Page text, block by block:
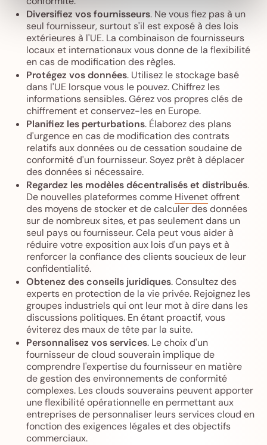
Diversifiez vos fournisseurs. Ne vous fiez pas à un
seul fournisseur, surtout s'il est exposé à des lois
extérieures à l'UE. La combinaison de fournisseurs
locaux et internationaux vous donne de la flexibilité
en cas de modification des règles.
Protégez vos données. Utilisez le stockage basé
dans l'UE lorsque vous le pouvez. Chiffrez les
informations sensibles. Gérez vos propres clés de
chiffrement et conservez-les en Europe.
Planifiez les perturbations. Élaborez des plans
d'urgence en cas de modification des contrats
relatifs aux données ou de cessation soudaine de
conformité d'un fournisseur. Soyez prêt à déplacer
des données si nécessaire.
Regardez les modèles décentralisés et distribués.
De nouvelles plateformes comme Hivenetoffrent
des moyens de stocker et de calculer des données
sur de nombreux sites, et pas seulement dans un
seul pays ou fournisseur. Cela peut vous aider à
réduire votre exposition aux lois d'un pays et à
renforcer la confiance des clients soucieux de leur
confidentialité.
Obtenez des conseils juridiques. Consultez des
experts en protection de la vie privée. Rejoignez les
groupes industriels qui ont leur mot à dire dans les
discussions politiques. En étant proactif, vous
éviterez des maux de tête par la suite.
Personnalisez vos services. Le choix d'un
fournisseur de cloud souverain implique de
comprendre l'expertise du fournisseur en matière
de gestion des environnements de conformité
complexes. Les clouds souverains peuvent apporter
une flexibilité opérationnelle en permettant aux
entreprises de personnaliser leurs services cloud en
fonction des exigences légales et des objectifs
commerciaux.